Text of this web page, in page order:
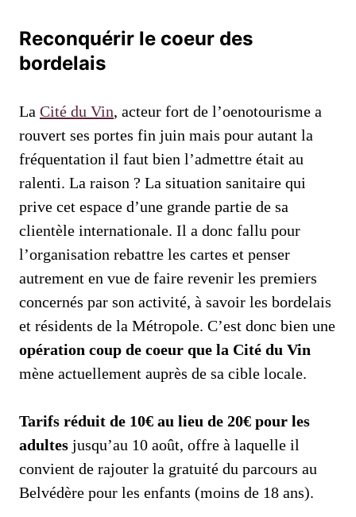
Reconquérir le coeur des
bordelais
La Cité du Vin, acteur fort de l’oenotourisme a
rouvert ses portes fin juin mais pour autant la
fréquentation il faut bien l’admettre était au
ralenti. La raison ? La situation sanitaire qui
prive cet espace d’une grande partie de sa
clientèle internationale. Il a donc fallu pour
l’organisation rebattre les cartes et penser
autrement en vue de faire revenir les premiers
concernés par son activité, à savoir les bordelais
et résidents de la Métropole. C’est donc bien une
opération coup de coeur que la Cité du Vin
mène actuellement auprès de sa cible locale.
Tarifs réduit de 10€ au lieu de 20€ pour les
adultes jusqu’au 10 août, offre à laquelle il
convient de rajouter la gratuité du parcours au
Belvédère pour les enfants (moins de 18 ans).